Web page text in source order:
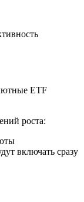
ETF
роста:
включать сразу